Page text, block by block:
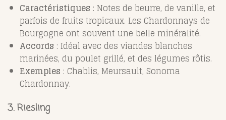
Caractéristiques : Notes de beurre, de vanille, et
parfois de fruits tropicaux. Les Chardonnays de
Bourgogne ont souvent une belle minéralité.
Accords : Idéal avec des viandes blanches
marinées, du poulet grillé, et des légumes rôtis.
Exemples : Chablis, Meursault, Sonoma
Chardonnay.
3. Riesling